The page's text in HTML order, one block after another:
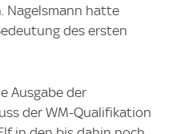
Nagelsmann hatte
des ersten
Ausgabe der
der WM-Qualifikation